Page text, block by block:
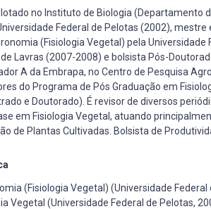
no Instituto de Biologia (Departamento
Federal de Pelotas (2002),
(Fisiologia Vegetal) pela Universidade
Lavras (2007-2008) e bolsista Pós-
A da Embrapa, no Centro de Pesquisa
do Programa de Pós Graduação em
e Doutorado). É revisor de diversos
em Fisiologia Vegetal, atuando
de Plantas Cultivadas. Bolsista de
(Fisiologia Vegetal) (Universidade Federal
Vegetal (Universidade Federal de Pelotas,